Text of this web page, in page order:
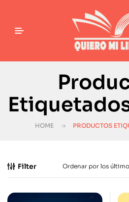
HOME PRODUCTOS
Filter